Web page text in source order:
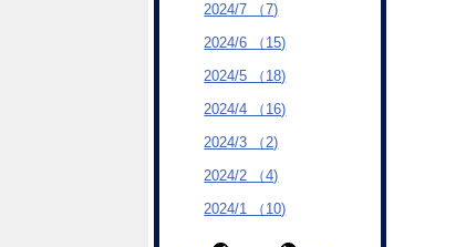
2024/7 （7)
2024/6 （15)
2024/5 （18)
2024/4 （16)
2024/3 （2)
2024/2 （4)
2024/1 （10)